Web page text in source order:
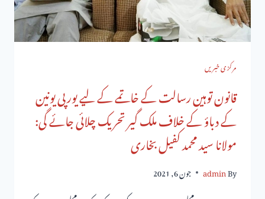
مرکزی خبریں
قانون توہین رسالت کے خاتمے کے لیے یورپی یونین
کے دباؤ کے خلاف ملک گیر تحریک چلائی جائے گی:
مولانا سید محمد کفیل بخاری
By
admin جون 6, 2021